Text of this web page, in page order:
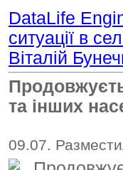
DataLife
ситуації в
Віталій
та інших
09.07.